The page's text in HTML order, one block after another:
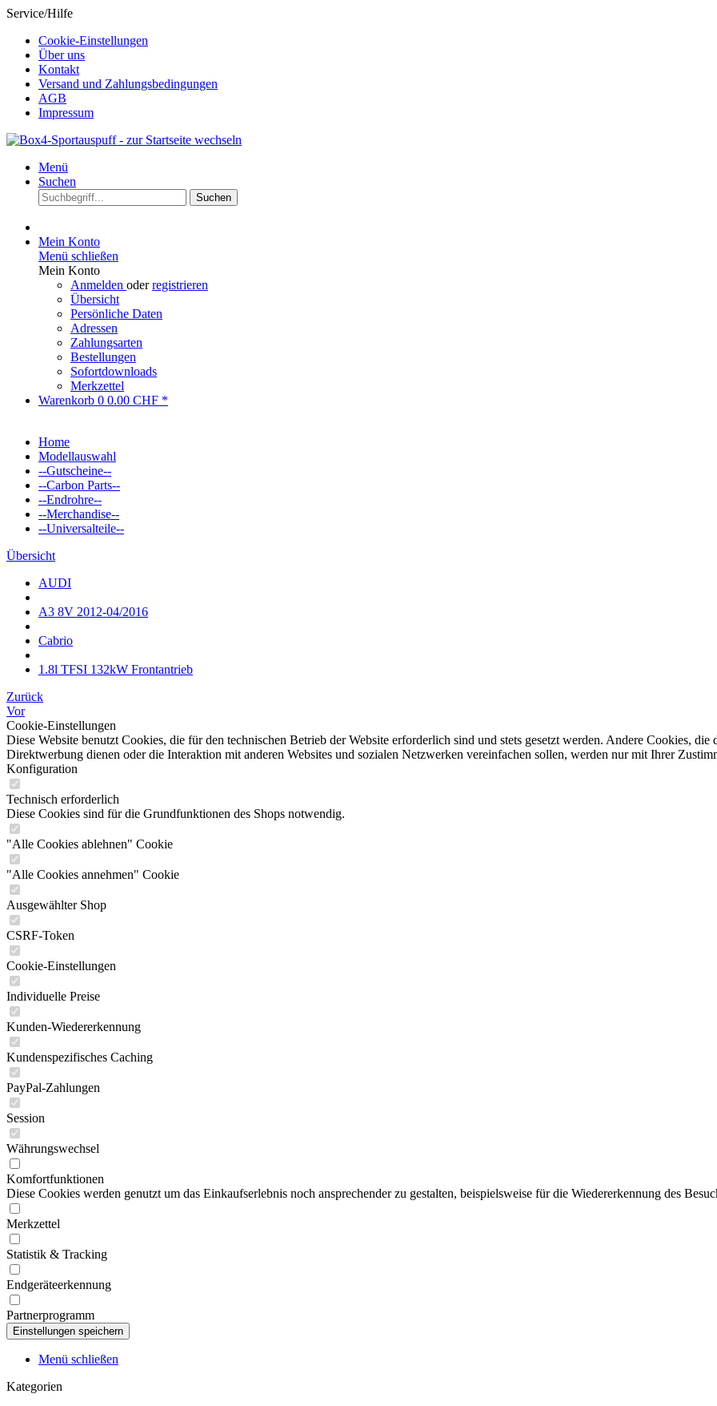
Service/Hilfe
Cookie-Einstellungen
Über uns
Kontakt
Versand und Zahlungsbedingungen
AGB
Impressum
Menü
Suchen
Suchen
Mein Konto
Menü schließen
Mein Konto
Anmelden oderregistrieren
Übersicht
Persönliche Daten
Adressen
Zahlungsarten
Bestellungen
Sofortdownloads
Merkzettel
Warenkorb 0 0.00 CHF *
Home
Modellauswahl
--Gutscheine--
--Carbon Parts--
--Endrohre--
--Merchandise--
--Universalteile--
Übersicht
AUDI
A3 8V 2012-04/2016
Cabrio
1.8l TFSI 132kW Frontantrieb
Zurück
Vor
Cookie-Einstellungen
Diese Website benutzt Cookies, die für den technischen Betrieb der Website erforderlich sind und stets gesetzt werden. Andere Cookies,
Direktwerbung dienen oder die Interaktion mit anderen Websites und sozialen Netzwerken vereinfachen sollen, werden nur mit Ihrer
Konfiguration
Technisch erforderlich
Diese Cookies sind für die Grundfunktionen des Shops notwendig.
"Alle Cookies ablehnen" Cookie
"Alle Cookies annehmen" Cookie
Ausgewählter Shop
CSRF-Token
Cookie-Einstellungen
Individuelle Preise
Kunden-Wiedererkennung
Kundenspezifisches Caching
PayPal-Zahlungen
Session
Währungswechsel
Komfortfunktionen
Diese Cookies werden genutzt um das Einkaufserlebnis noch ansprechender zu gestalten, beispielsweise für die Wiedererkennung des
Merkzettel
Statistik & Tracking
Endgeräteerkennung
Partnerprogramm
Menü schließen
Kategorien